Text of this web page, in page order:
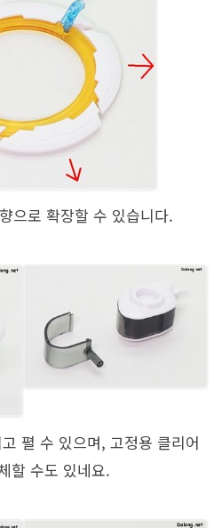
으로 확장할 수 있습니다.
펼 수 있으며, 고정용 클리어
할 수도 있네요.